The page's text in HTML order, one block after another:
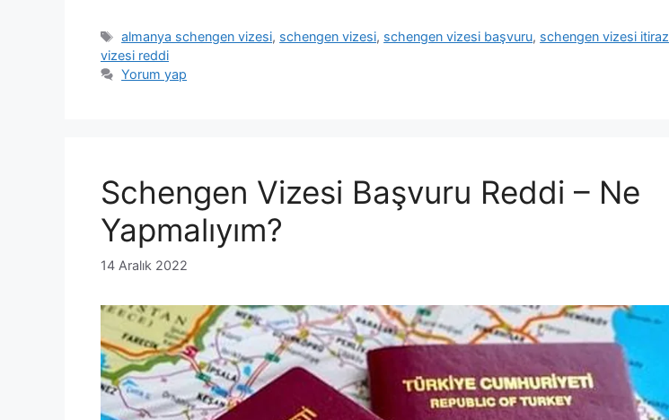
Etiketler
almanya schengen vizesi, schengen vizesi, schengen vizesi başvuru, schengen vizesi itiraz
vizesi reddi
Yorum yap
Schengen Vizesi Başvuru Reddi – Ne
Yapmalıyım?
14 Aralık 2022